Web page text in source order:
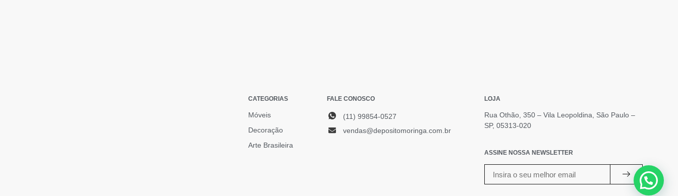
CATEGORIAS
Móveis
Decoração
Arte Brasileira
FALE CONOSCO
(11) 99854-0527
vendas@depositomoringa.com.br
LOJA
Rua Othão, 350 – Vila Leopoldina, São Paulo –
SP, 05313-020
ASSINE NOSSA NEWSLETTER